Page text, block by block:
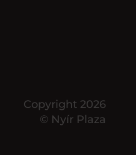
Copyright 2026
© Nyír Plaza